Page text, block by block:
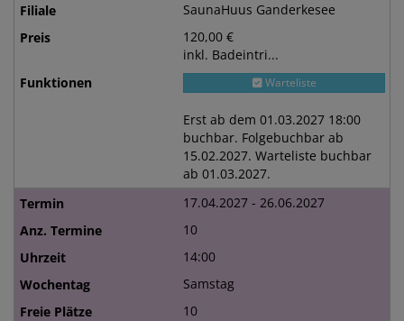
SaunaHuus Ganderkesee
120,00 €
inkl. Badeintri...
Warteliste
Erst ab dem 01.03.2027 18:00
buchbar. Folgebuchbar ab
15.02.2027. Warteliste buchbar
ab 01.03.2027.
17.04.2027 - 26.06.2027
10
14:00
Samstag
10